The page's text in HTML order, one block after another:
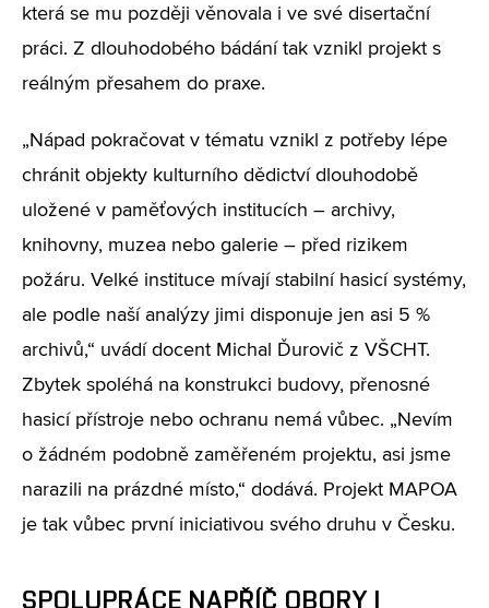
která se mu později věnovala i ve své disertační
práci. Z dlouhodobého bádání tak vznikl projekt s
reálným přesahem do praxe.
„Nápad pokračovat v tématu vznikl z potřeby lépe
chránit objekty kulturního dědictví dlouhodobě
uložené v paměťových institucích – archivy,
knihovny, muzea nebo galerie – před rizikem
požáru. Velké instituce mívají stabilní hasicí systémy,
ale podle naší analýzy jimi disponuje jen asi 5 %
archivů,“ uvádí docent Michal Ďurovič z VŠCHT.
Zbytek spoléhá na konstrukci budovy, přenosné
hasicí přístroje nebo ochranu nemá vůbec. „Nevím
o žádném podobně zaměřeném projektu, asi jsme
narazili na prázdné místo,“ dodává. Projekt MAPOA
je tak vůbec první iniciativou svého druhu v Česku.
SPOLUPRÁCE NAPŘÍČ OBORY I